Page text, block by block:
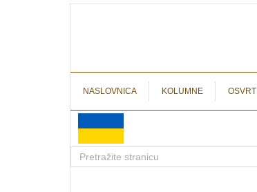
NASLOVNICA KOLUMNE OSVRT